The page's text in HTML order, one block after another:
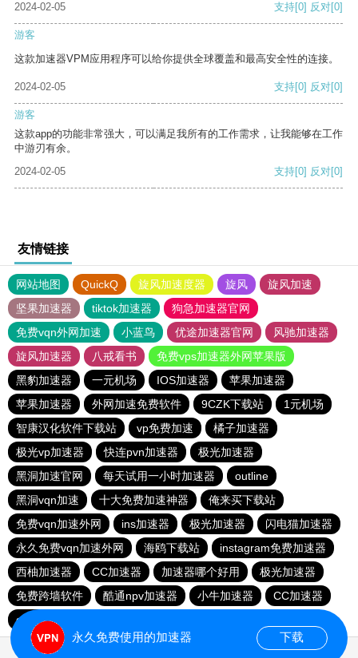
2024-02-05 支持[0] 反对[0]
游客
这款加速器VPM应用程序可以给你提供全球覆盖和最高安全性的连接。
2024-02-05 支持[0] 反对[0]
游客
这款app的功能非常强大，可以满足我所有的工作需求，让我能够在工作
中游刃有余。
2024-02-05
支持[0] 反对[0]
友情链接
网站地图 QuickQ 旋风加速度器 旋风
旋风加速
坚果加速器
tiktok加速器
狗急加速器官网
免费vqn外网加速
小蓝鸟 优途加速器官网
风驰加速器
旋风加速器
八戒看书
免费vps加速器外网苹果版
黑豹加速器
一元机场 IOS加速器
苹果加速器
苹果加速器
外网加速免费软件 9CZK下载站
1元机场
智康汉化软件下载站
vp免费加速
橘子加速器
极光vp加速器
快连pvn加速器
极光加速器
黑洞加速官网
每天试用一小时加速器
outline
黑洞vqn加速
十大免费加速神器
俺来买下载站
免费vqn加速外网
ins加速器 极光加速器
闪电猫加速器
永久免费vqn加速外网
海鸥下载站
instagram免费加速器
西柚加速器
CC加速器 加速器哪个好用
极光加速器
免费跨墙软件
酷通npv加速器 小牛加速器
CC加速器
quickq
永久免费使用的加速器 下载